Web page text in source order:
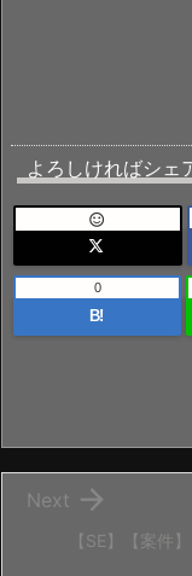
よろしければシェ

B!
0
【SE】【案件

Next